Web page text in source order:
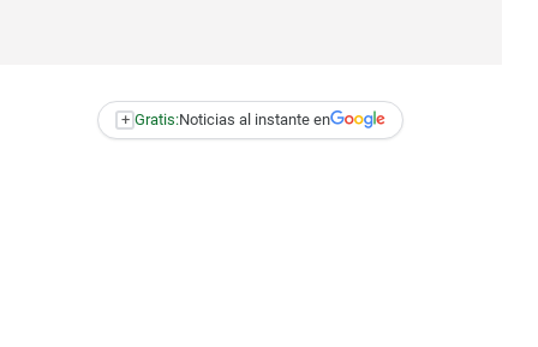
+ Gratis:Noticias al instante en